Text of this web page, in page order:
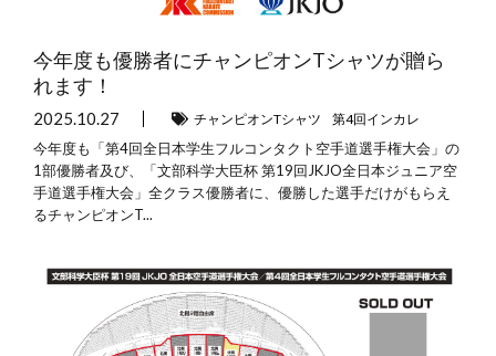
今年度も優勝者にチャンピオンTシャツが贈ら
れます！
2025.10.27 チャンピオンTシャツ 第4回インカレ
今年度も「第4回全日本学生フルコンタクト空手道選手権大会」の
1部優勝者及び、「文部科学大臣杯 第19回JKJO全日本ジュニア空
手道選手権大会」全クラス優勝者に、優勝した選手だけがもらえ
るチャンピオンT...